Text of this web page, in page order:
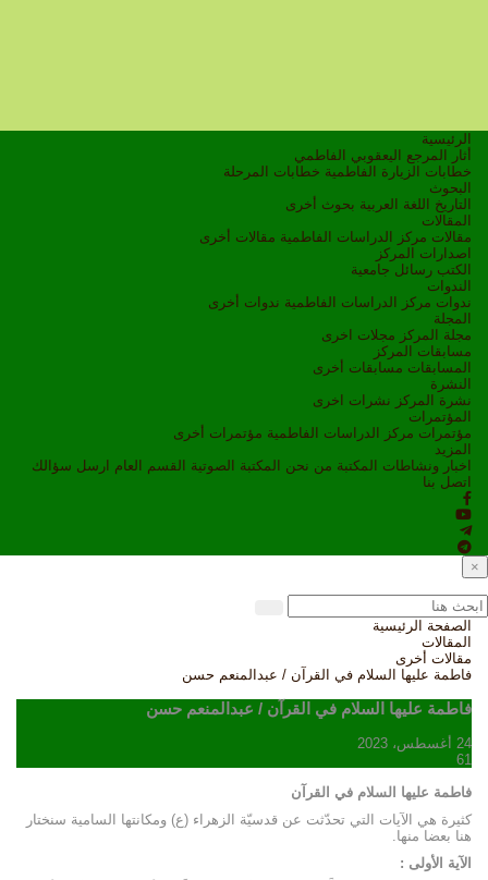
الرئيسية
أثار المرجع اليعقوبي الفاطمي
خطابات الزيارة الفاطمية خطابات المرحلة
البحوث
التاريخ
اللغة العربية بحوث أخرى
المقالات
مقالات مركز الدراسات الفاطمية مقالات أخرى
اصدارات المركز
الكتب رسائل جامعية
الندوات
ندوات مركز الدراسات الفاطمية ندوات أخرى
المجلة
مجلة المركز مجلات اخرى
مسابقات المركز
المسابقات مسابقات أخرى
النشرة
نشرة المركز نشرات اخرى
المؤتمرات
مؤتمرات مركز الدراسات الفاطمية مؤتمرات أخرى
المزيد
اخبار ونشاطات
المكتبة من نحن المكتبة الصوتية القسم العام ارسل سؤالك
اتصل بنا
×
الصفحة الرئيسية
المقالات
مقالات أخرى
فاطمة عليها السلام في القرآن / عبدالمنعم حسن
فاطمة عليها السلام في القرآن / عبدالمنعم حسن
24 أغسطس، 2023
61
فاطمة عليها السلام في القرآن
كثيرة هي الآيات التي تحدّثت عن قدسيّة الزهراء (ع) ومكانتها السامية سنختار
هنا بعضا منها.
الآية الأولى :